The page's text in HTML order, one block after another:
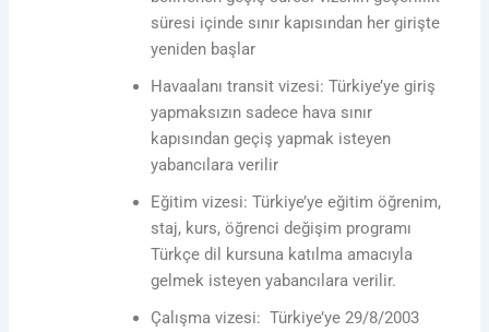
süresi içinde sınır kapısından her girişte
yeniden başlar
Havaalanı transit vizesi: Türkiye’ye giriş
yapmaksızın sadece hava sınır
kapısından geçiş yapmak isteyen
yabancılara verilir
Eğitim vizesi: Türkiye’ye eğitim öğrenim,
staj, kurs, öğrenci değişim programı
Türkçe dil kursuna katılma amacıyla
gelmek isteyen yabancılara verilir.
Çalışma vizesi: Türkiye’ye 29/8/2003